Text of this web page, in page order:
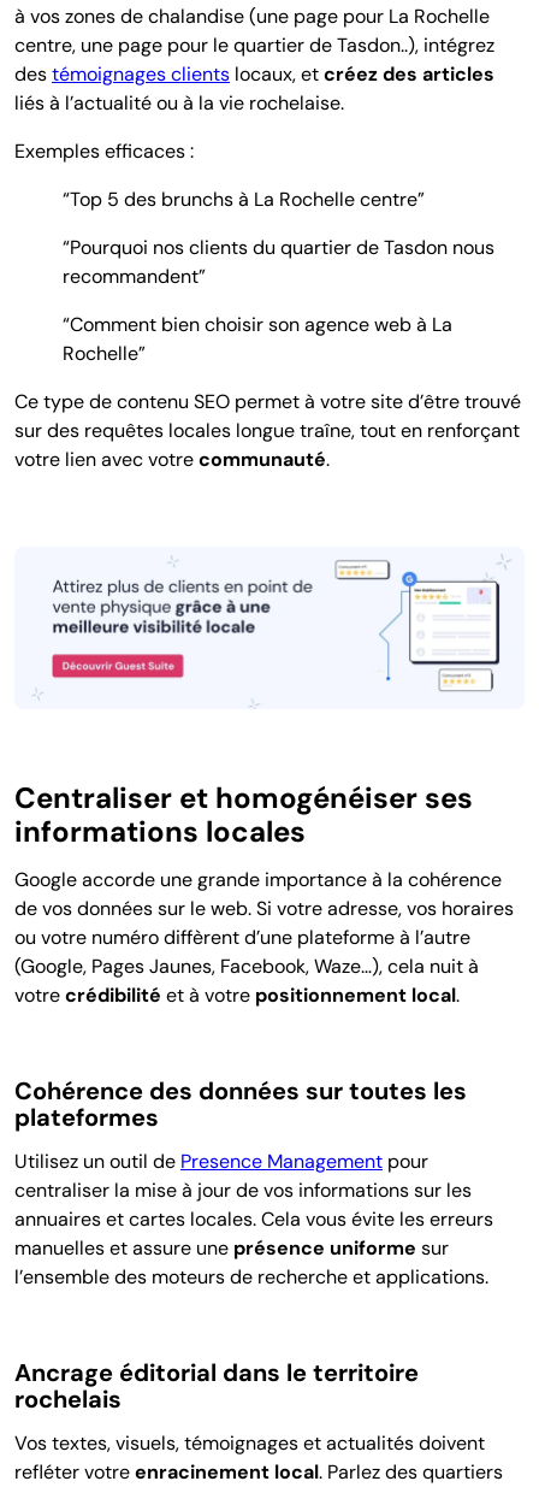
à vos zones de chalandise (une page pour La Rochelle
centre, une page pour le quartier de Tasdon..), intégrez
destémoignages clients locaux, etcréez des articles
liés à l’actualité ou à la vie rochelaise.
Exemples efficaces :
“Top 5 des brunchs à La Rochelle centre”
“Pourquoi nos clients du quartier de Tasdon nous
recommandent”
“Comment bien choisir son agence web à La
Rochelle”
Ce type de contenu SEO permet à votre site d’être trouvé
sur des requêtes locales longue traîne, tout en renforçant
votre lien avec votrecommunauté.
Centraliser et homogénéiser ses
informations locales
Google accorde une grande importance à la cohérence
de vos données sur le web. Si votre adresse, vos horaires
ou votre numéro diffèrent d’une plateforme à l’autre
(Google, Pages Jaunes, Facebook, Waze…), cela nuit à
votrecrédibilité et à votre positionnement local.
Cohérence des données sur toutes les
plateformes
Utilisez un outil de Presence Management pour
centraliser la mise à jour de vos informations sur les
annuaires et cartes locales. Cela vous évite les erreurs
manuelles et assure une présence uniforme sur
l’ensemble des moteurs de recherche et applications.
Ancrage éditorial dans le territoire
rochelais
Vos textes, visuels, témoignages et actualités doivent
refléter votreenracinement local. Parlez des quartiers